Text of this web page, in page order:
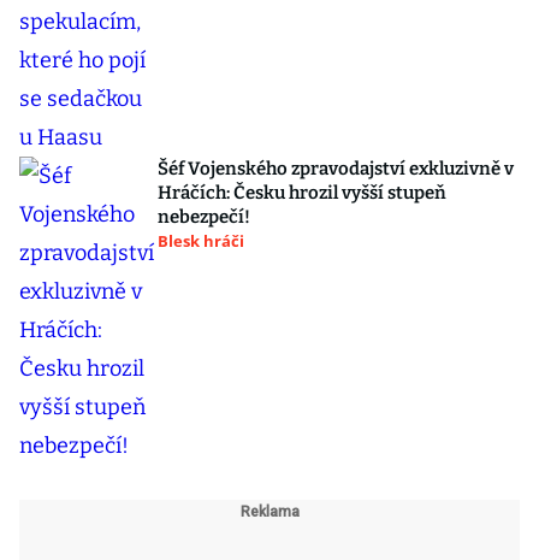
Šéf Vojenského zpravodajství exkluzivně v
Hráčích: Česku hrozil vyšší stupeň
nebezpečí!
Blesk hráči